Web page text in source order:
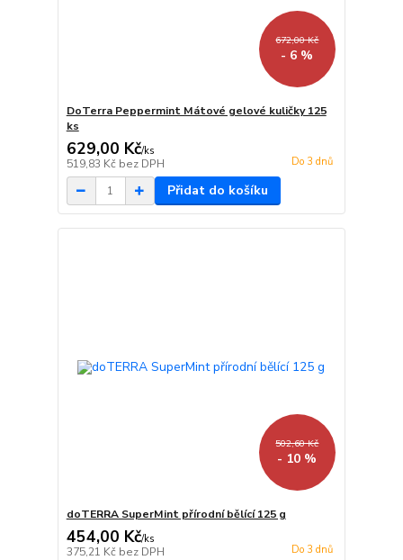
672,00 Kč
- 6 %
DoTerra Peppermint Mátové gelové kuličky 125
ks
629,00 Kč/ks
519,83 Kč bez DPH Do 3 dnů
Přidat do košíku
502,60 Kč
- 10 %
doTERRA SuperMint přírodní bělící 125 g
454,00 Kč/ks
375,21 Kč bez DPH Do 3 dnů